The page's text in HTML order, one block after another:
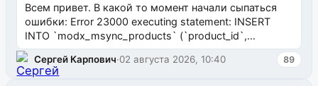
Всем привет. В какой то момент начали сыпаться
ошибки: Error 23000 executing statement: INSERT
INTO `modx_msync_products` (`product_id`,
`uuid_1c`) VALUES ...
Сергей Карпович·02 августа 2026, 10:40 89